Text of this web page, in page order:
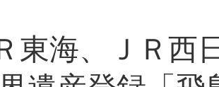
東海、ＪＲ西